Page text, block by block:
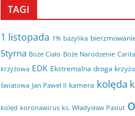
TAGI
1 listopada 1% bazylika
Styrna Boże Ciało Boże Narodzenie
krzyżowa EDK Ekstremalna droga
światowa Jan Paweł II kamera kolęda
kolęd koronawirus ks. Władysław Pasiut